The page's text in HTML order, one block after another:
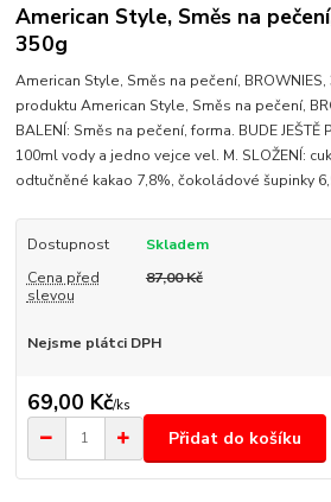
American Style, Směs na
350g
American Style, Směs na pečení,
produktu American Style, Směs na pečení,
BALENÍ: Směs na pečení, forma. BUDE JEŠTĚ
100ml vody a jedno vejce vel. M. SLOŽENÍ:
odtučněné kakao 7,8%, čokoládové šupinky
Dostupnost
Skladem
Cena před
slevou
87,00 Kč
Nejsme plátci DPH
69,00 Kč/ks
Přidat do košíku